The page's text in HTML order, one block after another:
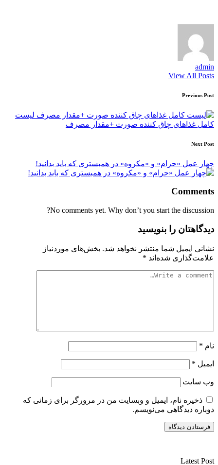
admin
View All Posts
Post
navigation
Previous Post
لیست
کامل غذاهای چاق کننده صورت +مقدار مصرف
Next Post
چهار عمل «حرام» و «مکروه» در همبستری که باید بدانید!
Comments
No comments yet. Why don’t you start the discussion?
دیدگاهتان را بنویسید
نشانی ایمیل شما منتشر نخواهد شد. بخش‌های موردنیاز
علامت‌گذاری شده‌اند *
نام *
ایمیل *
وب‌ سایت
ذخیره نام، ایمیل و وبسایت من در مرورگر برای زمانی که
دوباره دیدگاهی می‌نویسم.
Latest Post